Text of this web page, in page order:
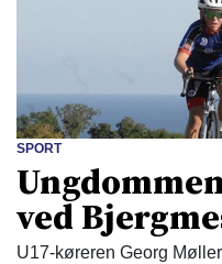
SPORT
ved
U17-køreren Georg